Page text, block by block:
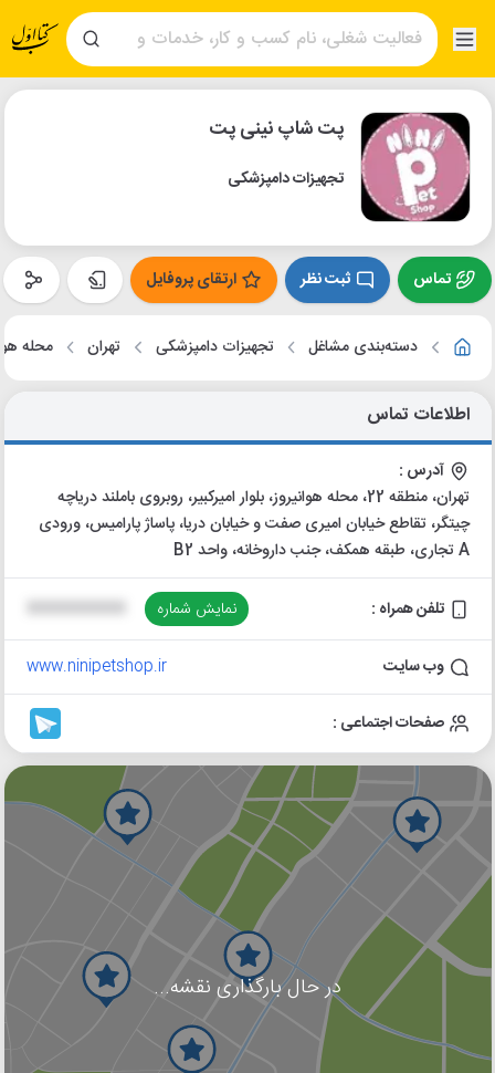
پت شاپ نینی پت
تجهیزات دامپزشکی
تماس ثبت نظر ارتقای پروفایل
دسته‌بندی مشاغل تجهیزات دامپزشکی تهران محله
اطلاعات تماس
آدرس :
تهران، منطقه 22، محله هوانیروز، بلوار امیرکبیر، روبروی باملند دریاچه
چیتگر، تقاطع خیابان امیری صفت و خیابان دریا، پاساژ پارامیس، ورودی
A تجاری، طبقه همکف، جنب داروخانه، واحد B2
تلفن همراه : نمایش شماره
وب سایت www.ninipetshop.ir
صفحات اجتماعی :
در حال بارگذاری نقشه...